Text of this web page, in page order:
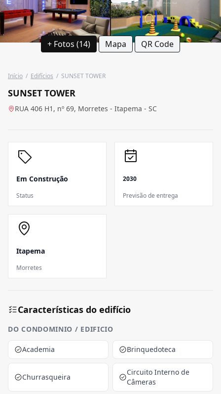
+ Fotos (14) Mapa QR Code
Início / Edifícios / SUNSET TOWER
SUNSET TOWER
RUA 406 H1, nº 69, Morretes - Itapema - SC
Em Construção
Status
2030
Previsão de entrega
Itapema
Morretes
Características do edifício
DO CONDOMINIO / EDIFICIO
Academia Brinquedoteca
Churrasqueira
Circuito Interno de
Câmeras